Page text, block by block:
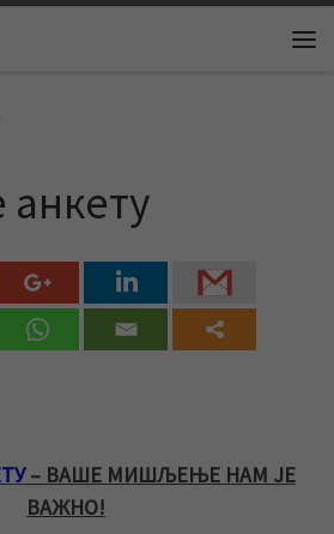
– ВАШЕ МИШЉЕЊЕ НАМ ЈЕ
ВАЖНО!